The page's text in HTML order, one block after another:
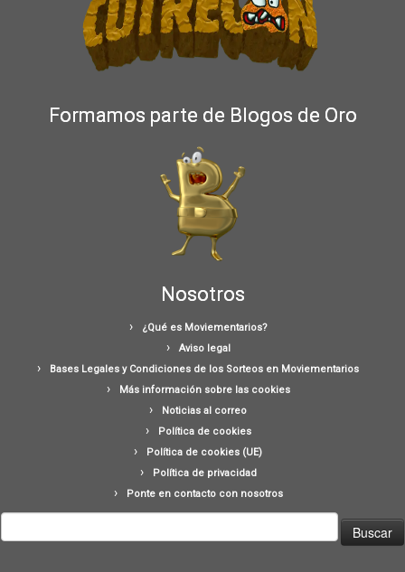
Formamos parte de Blogos de Oro
Nosotros
¿Qué es Moviementarios?
Aviso legal
Bases Legales y Condiciones de los Sorteos en Moviementarios
Más información sobre las cookies
Noticias al correo
Política de cookies
Política de cookies (UE)
Política de privacidad
Ponte en contacto con nosotros